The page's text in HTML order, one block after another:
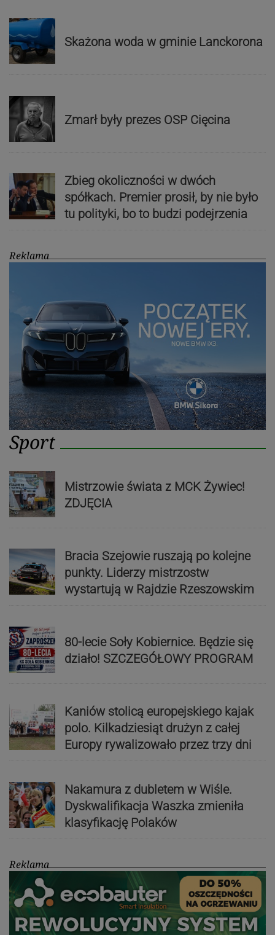
Skażona woda w gminie Lanckorona
Zmarł były prezes OSP Cięcina
Zbieg okoliczności w dwóch
spółkach. Premier prosił, by nie było
tu polityki, bo to budzi podejrzenia
Reklama
Sport
Mistrzowie świata z MCK Żywiec!
ZDJĘCIA
Bracia Szejowie ruszają po kolejne
punkty. Liderzy mistrzostw
wystartują w Rajdzie Rzeszowskim
80-lecie Soły Kobiernice. Będzie się
działo! SZCZEGÓŁOWY PROGRAM
Kaniów stolicą europejskiego kajak
polo. Kilkadziesiąt drużyn z całej
Europy rywalizowało przez trzy dni
Nakamura z dubletem w Wiśle.
Dyskwalifikacja Waszka zmieniła
klasyfikację Polaków
Reklama